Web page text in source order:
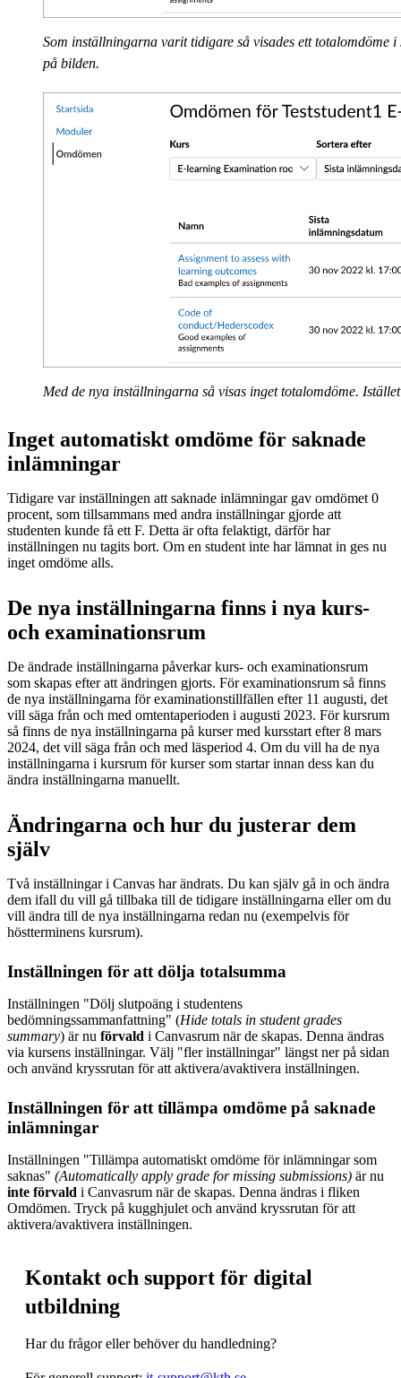
Som inställningarna varit tidigare så visades ett totalomdöme
på bilden.
Med de nya inställningarna så visas inget totalomdöme.
Inget automatiskt omdöme för saknade
inlämningar
Tidigare var inställningen att saknade inlämningar gav omdömet 0
procent, som tillsammans med andra inställningar gjorde att
studenten kunde få ett F. Detta är ofta felaktigt, därför har
inställningen nu tagits bort. Om en student inte har lämnat in ges nu
inget omdöme alls.
De nya inställningarna finns i nya kurs-
och examinationsrum
De ändrade inställningarna påverkar kurs- och examinationsrum
som skapas efter att ändringen gjorts. För examinationsrum så finns
de nya inställningarna för examinationstillfällen efter 11 augusti, det
vill säga från och med omtentaperioden i augusti 2023. För kursrum
så finns de nya inställningarna på kurser med kursstart efter 8 mars
2024, det vill säga från och med läsperiod 4. Om du vill ha de nya
inställningarna i kursrum för kurser som startar innan dess kan du
ändra inställningarna manuellt.
Ändringarna och hur du justerar dem
själv
Två inställningar i Canvas har ändrats. Du kan själv gå in och ändra
dem ifall du vill gå tillbaka till de tidigare inställningarna eller om du
vill ändra till de nya inställningarna redan nu (exempelvis för
höstterminens kursrum).
Inställningen för att dölja totalsumma
Inställningen "Dölj slutpoäng i studentens
bedömningssammanfattning" (Hide totals in student grades
summary) är nu förvald i Canvasrum när de skapas. Denna ändras
via kursens inställningar. Välj "fler inställningar" längst ner på sidan
och använd kryssrutan för att aktivera/avaktivera inställningen.
Inställningen för att tillämpa omdöme på saknade
inlämningar
Inställningen "Tillämpa automatiskt omdöme för inlämningar som
saknas" (Automatically apply grade for missing submissions) är nu
inte förvald i Canvasrum när de skapas. Denna ändras i fliken
Omdömen. Tryck på kugghjulet och använd kryssrutan för att
aktivera/avaktivera inställningen.
Kontakt och support för digital
utbildning
Har du frågor eller behöver du handledning?